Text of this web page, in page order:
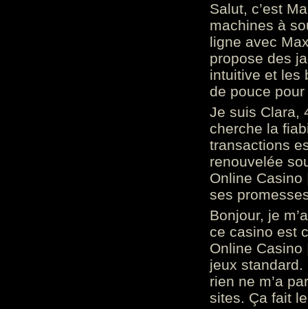
Salut, c’est
machines à
ligne avec
propose des
intuitive et les
de pouce
Je suis Clara,
cherche la
transactions
renouvelée
Online
ses
Bonjour, je
ce casino est
Online
jeux standard.
rien ne m’a
sites. Ça fait